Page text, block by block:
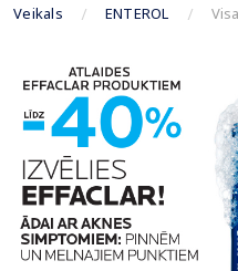
Veikals ENTEROL